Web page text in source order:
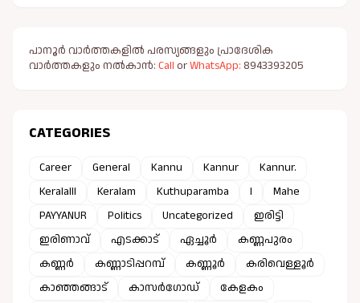
പാനൂർ വാർത്തകളിൽ പരസ്യങ്ങളും പ്രാദേശിക
വാർത്തകളും നൽകാൻ: Call orWhatsApp: 8943393205
CATEGORIES
Career General Kannu Kannur
Kannur.
Keralalll
Keralam Kuthuparamba l
Mahe
PAYYANUR
Politics Uncategorized
ഇരിട്ടി
ഇരിണാവ്
എടക്കാട് ഏച്ചൂർ
കണ്ണപുരം
കണ്ണർ
കണ്ണാടിപ്പറമ്പ് കണ്ണൂർ
കരിവെള്ളൂർ
കാഞ്ഞങ്ങാട്
കാസർഗോഡ്
കേളകം